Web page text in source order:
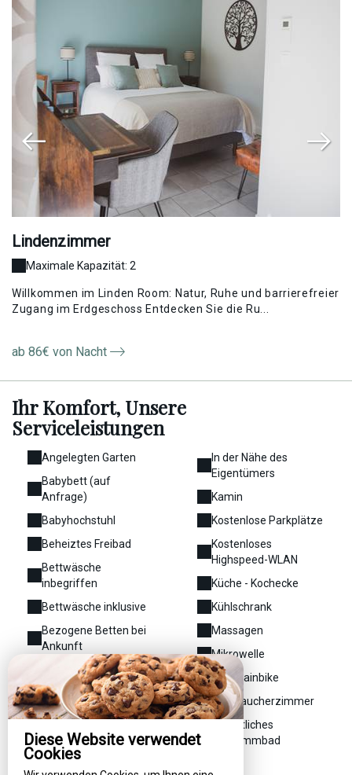
Diese Website verwendet
Cookies
Lindenzimmer
Maximale Kapazität: 2
Willkommen im Linden Room: Natur, Ruhe und barrierefreier
Zugang im Erdgeschoss Entdecken Sie die Ru...
ab 86€ von Nacht
Ihr Komfort, Unsere
Serviceleistungen
Angelegten Garten
Babybett (auf
Anfrage)
Babyhochstuhl
Beheiztes Freibad
Bettwäsche
inbegriffen
Bettwäsche inklusive
Bezogene Betten bei
Ankunft
Brasero
Eigenes Badezimmer
Elektrischer
Wasserkocher
Etage
In der Nähe des
Eigentümers
Kamin
Kostenlose Parkplätze
Kostenloses
Highspeed-WLAN
Küche - Kochecke
Kühlschrank
Massagen
Mikrowelle
Mountainbike
Nichtraucherzimmer
Öffentliches
Schwimmbad